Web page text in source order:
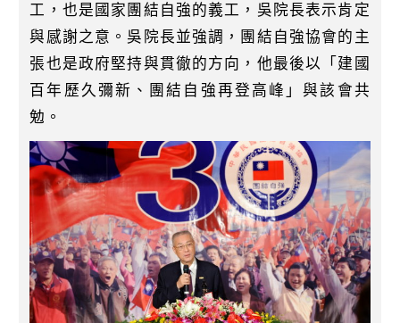
工，也是國家團結自強的義工，吳院長表示肯定
與感謝之意。吳院長並強調，團結自強協會的主
張也是政府堅持與貫徹的方向，他最後以「建國
百年歷久彌新、團結自強再登高峰」與該會共
勉。